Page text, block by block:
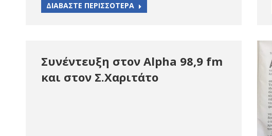
ΔΙΑΒΑΣΤΕ ΠΕΡΙΣΣΟΤΕΡΑ
Συνέντευξη στον Alpha 98,9 fm
και στον Σ.Χαριτάτο